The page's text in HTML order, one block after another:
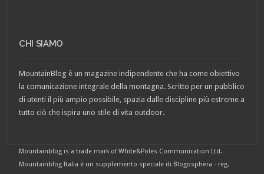
CHI SIAMO
MountainBlog è un magazine indipendente che ha come obiettivo
la comunicazione integrale della montagna. Scritto per un pubblico
di utenti il più ampio possibile, spazia dalle discipline più estreme a
tutto ciò che ispira uno stile di vita outdoor.
Mountainblog is a trade mark of White&Poles Communication Ltd.
Mountainblog Italia è un supplemento speciale di Blogosphera - reg.